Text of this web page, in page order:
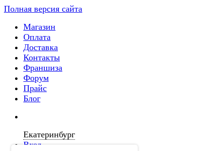
Полная версия сайта
Магазин
Оплата
Доставка
Контакты
Франшиза
Форум
Прайс
Блог
Екатеринбург
Вход